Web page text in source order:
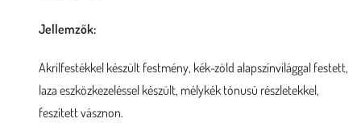
Jellemzők:
Akrilfestékkel készült festmény, kék-zöld alapszínvilággal festett,
laza eszközkezeléssel készült, mélykék tónusú részletekkel,
feszített vásznon.